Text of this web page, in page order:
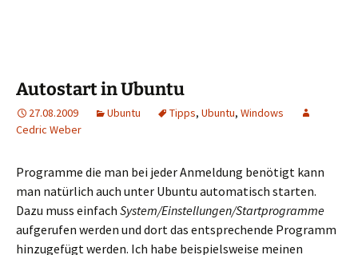
Autostart in Ubuntu
27.08.2009 Ubuntu Tipps, Ubuntu, Windows
Cedric Weber
Programme die man bei jeder Anmeldung benötigt kann
man natürlich auch unter Ubuntu automatisch starten.
Dazu muss einfach System/Einstellungen/Startprogramme
aufgerufen werden und dort das entsprechende Programm
hinzugefügt werden. Ich habe beispielsweise meinen